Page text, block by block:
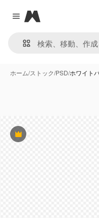
Close menu
Magnific
ホーム/ストック/PSD/ホワイト
Premium